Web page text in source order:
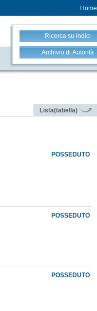
Home
Ricerca su indici
Archivio di Autorità
Lista(tabella)
POSSEDUTO
POSSEDUTO
POSSEDUTO